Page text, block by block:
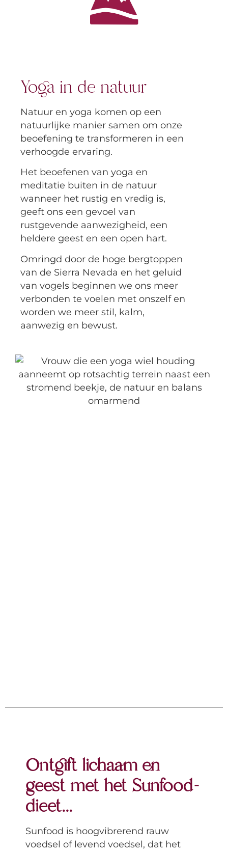
Yoga in de natuur
Natuur en yoga komen op een
natuurlijke manier samen om onze
beoefening te transformeren in een
verhoogde ervaring.
Het beoefenen van yoga en
meditatie buiten in de natuur
wanneer het rustig en vredig is,
geeft ons een gevoel van
rustgevende aanwezigheid, een
heldere geest en een open hart.
Omringd door de hoge bergtoppen
van de Sierra Nevada en het geluid
van vogels beginnen we ons meer
verbonden te voelen met onszelf en
worden we meer stil, kalm,
aanwezig en bewust.
Ontgift lichaam en
geest met het Sunfood-
dieet...
Sunfood is hoogvibrerend rauw
voedsel of levend voedsel, dat het